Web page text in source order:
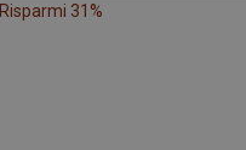
Risparmi 31%